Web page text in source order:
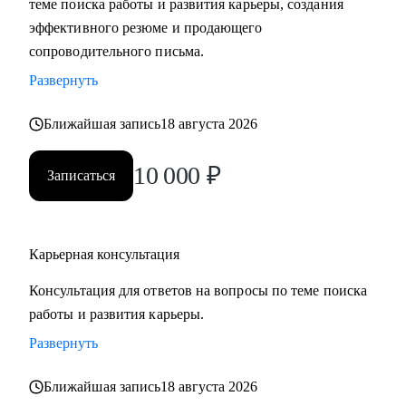
сложные вопросы.
Кому могу помочь:
среднего звена
при смене деятельности, перерыве в карьере, в том числе
• Административный персонал
• Страхование
• Продажи / Услуги
• Информационные технологии
Мой подход в работе – не делаю за вас, делаю вместе с
теме поиска работы и развития карьеры, создания
эффективного резюме и продающего
сопроводительного письма.
Развернуть
Ближайшая запись18 августа 2026
Записаться 10 000 ₽
Карьерная консультация
Консультация для ответов на вопросы по теме поиска
работы и развития карьеры.
Развернуть
Ближайшая запись18 августа 2026